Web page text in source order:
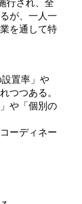
行され、全
が、一人一
を通して特
置率」や
つつある。
や「個別の
ーディネー